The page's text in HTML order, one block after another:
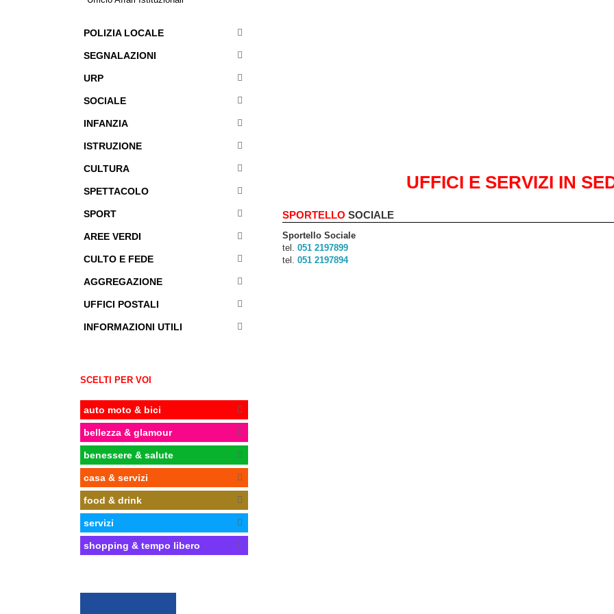
POLIZIA LOCALE
SEGNALAZIONI
URP
SOCIALE
INFANZIA
ISTRUZIONE
CULTURA
SPETTACOLO
SPORT
AREE VERDI
CULTO E FEDE
AGGREGAZIONE
UFFICI POSTALI
INFORMAZIONI UTILI
SCELTI PER VOI
auto moto & bici
bellezza & glamour
benessere & salute
casa & servizi
food & drink
servizi
shopping & tempo libero
UFFICI E SERVIZI IN
SPORTELLO SOCIALE
Sportello Sociale
tel. 051 2197899
tel. 051 2197894